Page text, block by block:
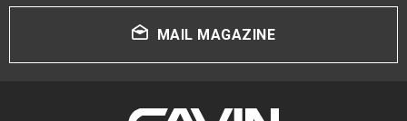
MAIL MAGAZINE